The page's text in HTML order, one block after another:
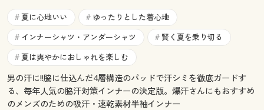
サポート
ご利用ガイド
よくある質問とお問い合わせ
ご利用ガイド
よくある質問とお問い合わせ
# 夏に心地いい # ゆったりとした着心地
# インナーシャツ・アンダーシャツ # 賢く夏を乗り切る
# 夏は爽やかにおしゃれを楽しむ
男の汗に!!脇に仕込んだ4層構造のパッドで汗シミを徹底ガードす
る、毎年人気の脇汗対策インナーの決定版。爆汗さんにもおすすめ
のメンズのための吸汗・速乾素材半袖インナー